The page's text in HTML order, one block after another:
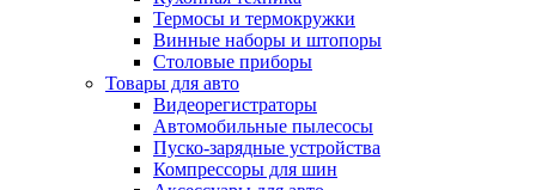
Термосы и термокружки
Винные наборы и штопоры
Столовые приборы
Товары для авто
Видеорегистраторы
Автомобильные пылесосы
Пуско-зарядные устройства
Компрессоры для шин